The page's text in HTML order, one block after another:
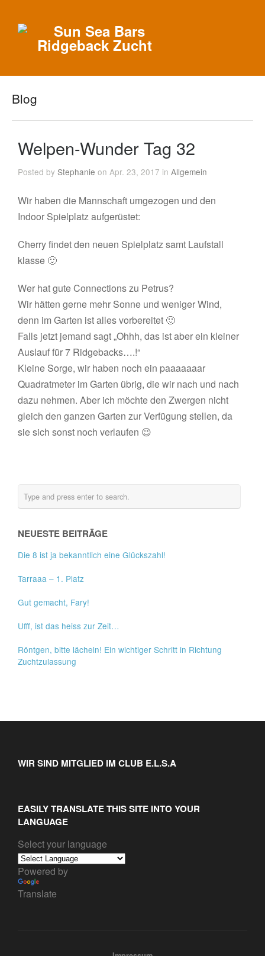
Blog
Welpen-Wunder Tag 32
Posted byStephanie on Apr. 23, 2017 inAllgemein
Wir haben die Mannschaft umgezogen und den
Indoor Spielplatz aufgerüstet:
Cherry findet den neuen Spielplatz samt Laufstall
klasse 🙂
Wer hat gute Connections zu Petrus?
Wir hätten gerne mehr Sonne und weniger Wind,
denn im Garten ist alles vorbereitet 🙂
Falls jetzt jemand sagt „Ohhh, das ist aber ein kleiner
Auslauf für 7 Ridgebacks….!“
Kleine Sorge, wir haben noch ein paaaaaaar
Quadratmeter im Garten übrig, die wir nach und nach
dazu nehmen. Aber ich möchte den Zwergen nicht
gleich den ganzen Garten zur Verfügung stellen, da
sie sich sonst noch verlaufen 😉
NEUESTE BEITRÄGE
Die 8 ist ja bekanntlich eine Glückszahl!
Tarraaa – 1. Platz
Gut gemacht, Fary!
Ufff, ist das heiss zur Zeit…
Röntgen, bitte lächeln! Ein wichtiger Schritt in Richtung
Zuchtzulassung
WIR SIND MITGLIED IM CLUB E.L.S.A
EASILY TRANSLATE THIS SITE INTO YOUR
LANGUAGE
Select your language
Powered by
Translate